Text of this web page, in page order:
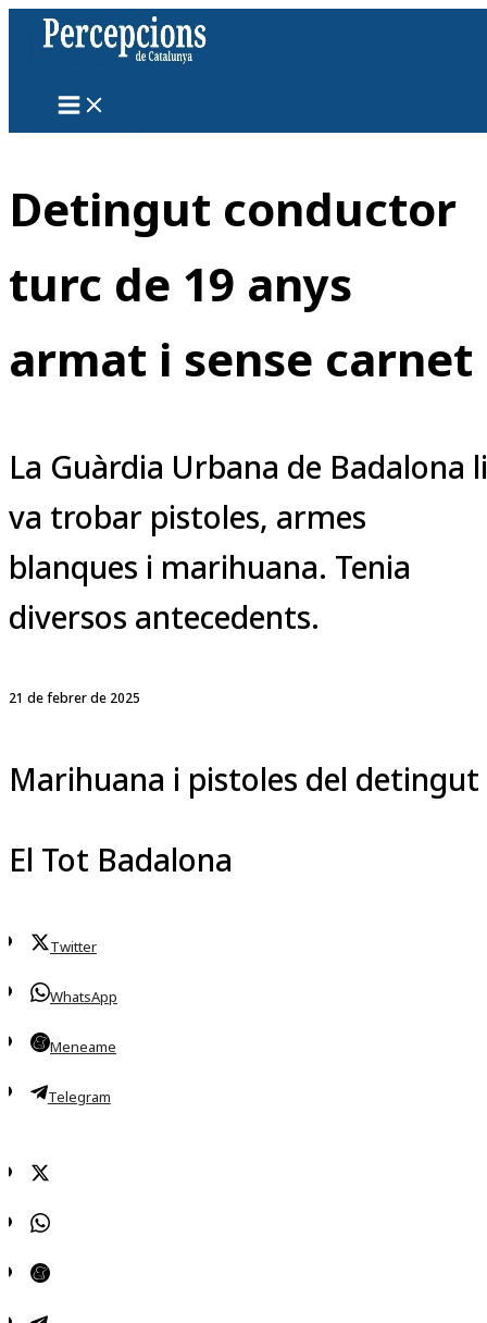
Vés
contingut
Detingut conductor
turc de 19 anys
armat i sense carnet
La Guàrdia Urbana de Badalona li
va trobar pistoles, armes
blanques i marihuana. Tenia
diversos antecedents.
21 de febrer de 2025
Marihuana i pistoles del detingut
El Tot Badalona
Twitter
WhatsApp
Meneame
Telegram